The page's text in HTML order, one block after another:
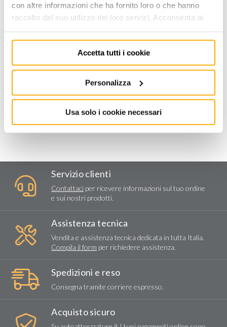
con altre informazioni che ha fornito loro o che hanno
raccolto dal suo utilizzo dei loro servizi. Acconsenta ai
nostri cookie se continua ad utilizzare il nostro sito web.
Accetta tutti i cookie
Personalizza
Usa solo i cookie necessari
Servizio clienti
Contattaci per ricevere informazioni sul tuo ordine
e sui nostri prodotti.
Assistenza tecnica
Vendita e assistenza tecnica dedicata in tutta Italia.
Compila il form per richiedere assistenza.
Spedizioni e reso
Consegna tramite corriere espresso.
Acquisto sicuro